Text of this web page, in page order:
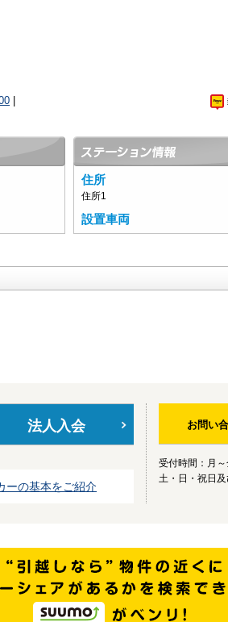
住所
住所1
設置車両
法人入会
ーの基本をご紹介
お問い
受付時間：月
土・日・祝日